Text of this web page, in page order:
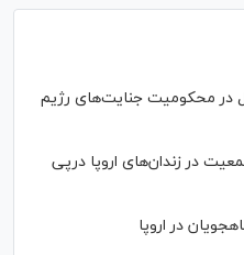
در محکومیت جنایت‌های رژیم
در زندان‌های اروپا درپی
در اروپا